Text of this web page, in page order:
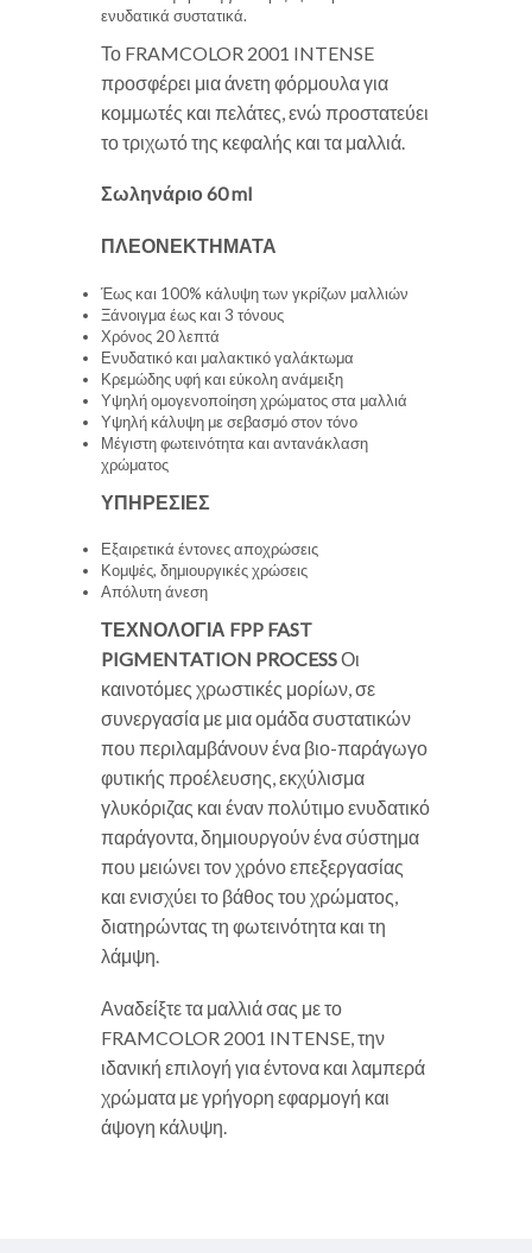
ενυδατικά συστατικά.
Το FRAMCOLOR 2001 INTENSE
προσφέρει μια άνετη φόρμουλα για
κομμωτές και πελάτες, ενώ προστατεύει
το τριχωτό της κεφαλής και τα μαλλιά.
Σωληνάριο 60 ml
ΠΛΕΟΝΕΚΤΗΜΑΤΑ
Έως και 100% κάλυψη των γκρίζων μαλλιών
Ξάνοιγμα έως και 3 τόνους
Χρόνος 20 λεπτά
Ενυδατικό και μαλακτικό γαλάκτωμα
Κρεμώδης υφή και εύκολη ανάμειξη
Υψηλή ομογενοποίηση χρώματος στα μαλλιά
Υψηλή κάλυψη με σεβασμό στον τόνο
Μέγιστη φωτεινότητα και αντανάκλαση
χρώματος
ΥΠΗΡΕΣΙΕΣ
Εξαιρετικά έντονες αποχρώσεις
Κομψές, δημιουργικές χρώσεις
Απόλυτη άνεση
ΤΕΧΝΟΛΟΓΙΑ FPP FAST
PIGMENTATION PROCESSΟι
καινοτόμες χρωστικές μορίων, σε
συνεργασία με μια ομάδα συστατικών
που περιλαμβάνουν ένα βιο-παράγωγο
φυτικής προέλευσης, εκχύλισμα
γλυκόριζας και έναν πολύτιμο ενυδατικό
παράγοντα, δημιουργούν ένα σύστημα
που μειώνει τον χρόνο επεξεργασίας
και ενισχύει το βάθος του χρώματος,
διατηρώντας τη φωτεινότητα και τη
λάμψη.
Αναδείξτε τα μαλλιά σας με το
FRAMCOLOR 2001 INTENSE, την
ιδανική επιλογή για έντονα και λαμπερά
χρώματα με γρήγορη εφαρμογή και
άψογη κάλυψη.